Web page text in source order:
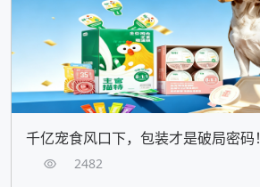
千亿宠食风口下，包装才是破局密码！
2482